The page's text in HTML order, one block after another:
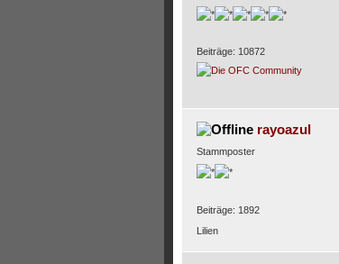
Beiträge: 10872
rayoazul
Stammposter
Beiträge: 1892
Lilien